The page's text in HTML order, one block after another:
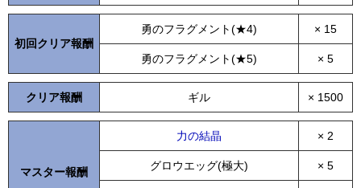
初回クリア報酬
勇のフラグメント(★4) × 15
勇のフラグメント(★5) × 5
クリア報酬 ギル × 1500
マスター報酬
力の結晶 × 2
グロウエッグ(極大) × 5